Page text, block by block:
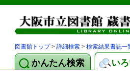
図書館トップ> 詳細検索 > 検索結果書誌一
かんたん検索 い